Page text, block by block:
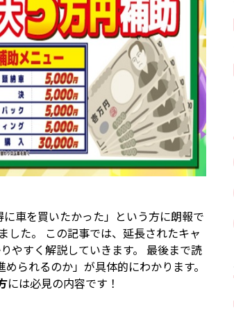
車を買いたかった」という方に朗報で
した。 この記事では、延長されたキャ
やすく解説していきます。 最後まで読
られるのか」が具体的にわかります。
には必見の内容です！